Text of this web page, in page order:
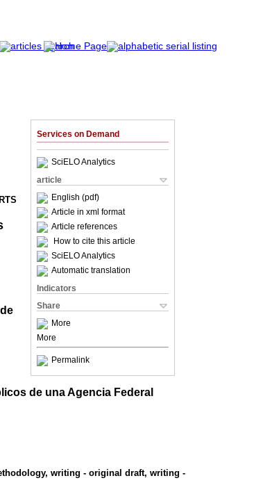
Services on Demand
SciELO Analytics
article
English (pdf)
Article in xml format
Article references
How to cite this article
SciELO Analytics
Automatic translation
Indicators
Share
More
More
Permalink
de una Agencia Federal
writing - original draft, writing -